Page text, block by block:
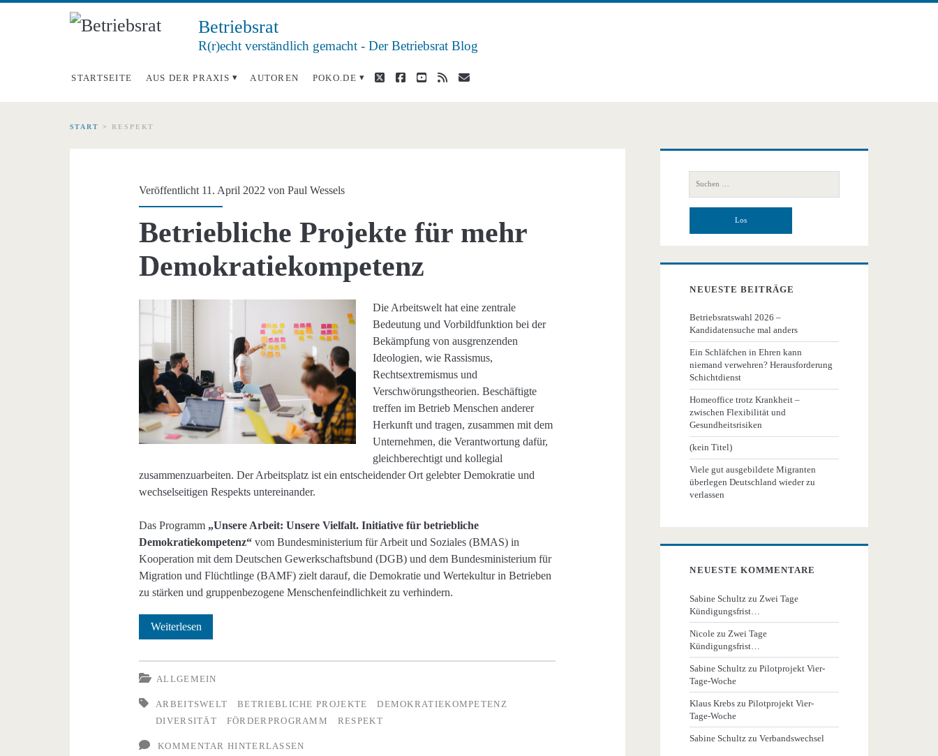
Betriebsrat
R(r)echt verständlich gemacht - Der Betriebsrat Blog
STARTSEITE AUS DER PRAXIS AUTOREN POKO.DE twitterfacebook
youtube
rss E-
START > RESPEKT
<span>Respekt</span>
Veröffentlicht 11. April 2022 vonPaul Wessels
Betriebliche Projekte für mehr
Demokratiekompetenz
Die Arbeitswelt hat eine zentrale
Bedeutung und Vorbildfunktion bei der
Bekämpfung von ausgrenzenden
Ideologien, wie Rassismus,
Rechtsextremismus und
Verschwörungstheorien. Beschäftigte
treffen im Betrieb Menschen anderer
Herkunft und tragen, zusammen mit dem
Unternehmen, die Verantwortung dafür,
gleichberechtigt und kollegial
zusammenzuarbeiten. Der Arbeitsplatz ist ein entscheidender Ort gelebter Demokratie und
wechselseitigen Respekts untereinander.
Das Programm „Unsere Arbeit: Unsere Vielfalt. Initiative für betriebliche
Demokratiekompetenz“ vom Bundesministerium für Arbeit und Soziales (BMAS) in
Kooperation mit dem Deutschen Gewerkschaftsbund (DGB) und dem Bundesministerium für
Migration und Flüchtlinge (BAMF) zielt darauf, die Demokratie und Wertekultur in Betrieben
zu stärken und gruppenbezogene Menschenfeindlichkeit zu verhindern.
WeiterlesenBetriebliche
für
mehr
Demokratiekompetenz
ALLGEMEIN
ARBEITSWELT BETRIEBLICHE PROJEKTE
DEMOKRATIEKOMPETENZ
DIVERSITÄT
FÖRDERPROGRAMM RESPEKT
KOMMENTAR HINTERLASSEN
Primäre
Seitenleiste
nach:
NEUESTE BEITRÄGE
Betriebsratswahl 2026 –
Kandidatensuche mal anders
Ein Schläfchen in Ehren kann
niemand verwehren? Herausforderung
Schichtdienst
Homeoffice trotz Krankheit –
zwischen Flexibilität und
Gesundheitsrisiken
(kein Titel)
Viele gut ausgebildete Migranten
überlegen Deutschland wieder zu
verlassen
NEUESTE KOMMENTARE
Sabine Schultz zu Zwei Tage
Kündigungsfrist…
Nicole zu Zwei Tage
Kündigungsfrist…
Sabine Schultz zuPilotprojekt Vier-
Tage-Woche
Klaus Krebs zuPilotprojekt Vier-
Tage-Woche
Sabine Schultz zuVerbandswechsel